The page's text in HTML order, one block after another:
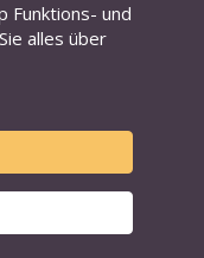
Monate, für die
Funktions- und
alles über